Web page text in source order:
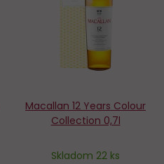
Macallan 12 Years Colour
Collection 0,7l
Skladom 22 ks